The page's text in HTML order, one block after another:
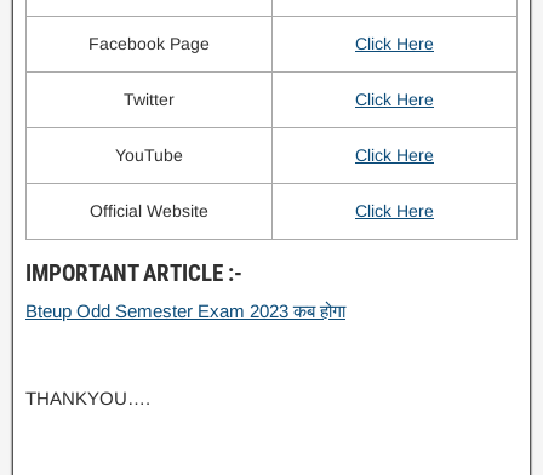
Facebook Page Click Here
Twitter Click Here
YouTube Click Here
Official Website Click Here
IMPORTANT ARTICLE :-
Bteup Odd Semester Exam 2023 कब होगा
THANKYOU….